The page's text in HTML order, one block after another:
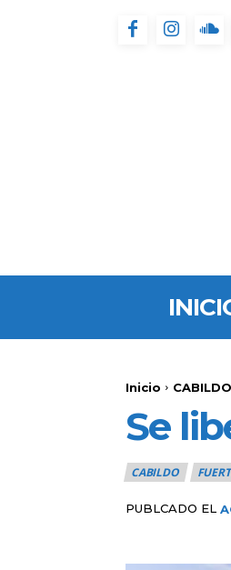
Inicio CABILDO
Se
CABILDO
PUBLCADO EL